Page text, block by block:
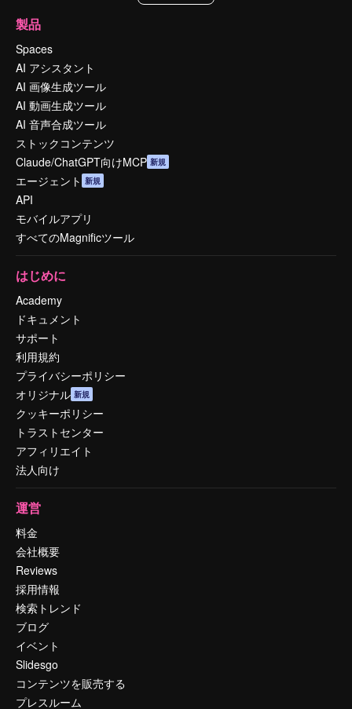
製品
Spaces
AI アシスタント
AI 画像生成ツール
AI 動画生成ツール
AI 音声合成ツール
ストックコンテンツ
Claude/ChatGPT向けMCP 新規
エージェント 新規
API
モバイルアプリ
すべてのMagnificツール
はじめに
Academy
ドキュメント
サポート
利用規約
プライバシーポリシー
オリジナル 新規
クッキーポリシー
トラストセンター
アフィリエイト
法人向け
運営
料金
会社概要
Reviews
採用情報
検索トレンド
ブログ
イベント
Slidesgo
コンテンツを販売する
プレスルーム